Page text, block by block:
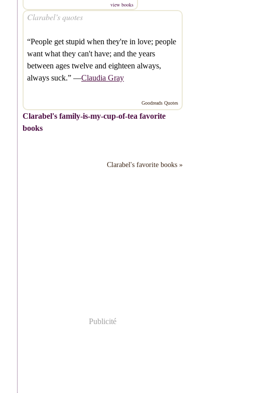
view books
Clarabel’s quotes
“People get stupid when they're in love; people
want what they can't have; and the years
between ages twelve and eighteen always,
always suck.” —Claudia Gray
Goodreads Quotes
Clarabel's family-is-my-cup-of-tea favorite
books
Clarabel's favorite books »
Publicité